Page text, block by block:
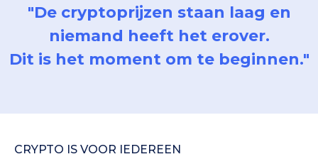
"De cryptoprijzen staan laag en
niemand heeft het erover.
Dit is het moment om te beginnen."
CRYPTO IS VOOR IEDEREEN